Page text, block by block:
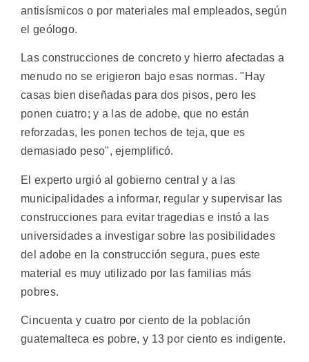
antisísmicos o por materiales mal empleados, según
el geólogo.
Las construcciones de concreto y hierro afectadas a
menudo no se erigieron bajo esas normas. "Hay
casas bien diseñadas para dos pisos, pero les
ponen cuatro; y a las de adobe, que no están
reforzadas, les ponen techos de teja, que es
demasiado peso", ejemplificó.
El experto urgió al gobierno central y a las
municipalidades a informar, regular y supervisar las
construcciones para evitar tragedias e instó a las
universidades a investigar sobre las posibilidades
del adobe en la construcción segura, pues este
material es muy utilizado por las familias más
pobres.
Cincuenta y cuatro por ciento de la población
guatemalteca es pobre, y 13 por ciento es indigente.